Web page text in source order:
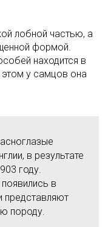
лобной частью, а
формой.
находится в
этом у самцов она
в результате
году.
в
представляют
породу.